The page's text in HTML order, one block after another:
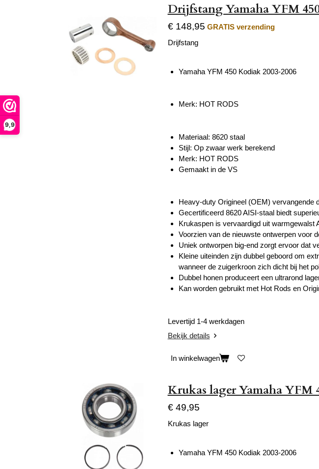
9,9
Drijfstang Yamaha YFM
€ 148,95 GRATIS verzending
Drijfstang
Yamaha YFM 450 Kodiak 2003-2006
Merk: HOT RODS
Materiaal: 8620 staal
Stijl: Op zwaar werk berekend
Merk: HOT RODS
Gemaakt in de VS
Heavy-duty Origineel (OEM) vervangende
Gecertificeerd 8620 AISI-staal biedt
Krukaspen is vervaardigd uit warmgewalst
Voorzien van de nieuwste ontwerpen voor
Uniek ontworpen big-end zorgt ervoor dat
Kleine uiteinden zijn dubbel geboord om
wanneer de zuigerkroon zich dicht bij het
Dubbel honen produceert een ultrarond
Kan worden gebruikt met Hot Rods en
Levertijd 1-4 werkdagen
Bekijk details
In winkelwagen
Krukas lager Yamaha YFM
€ 49,95
Krukas lager
Yamaha YFM 450 Kodiak 2003-2006